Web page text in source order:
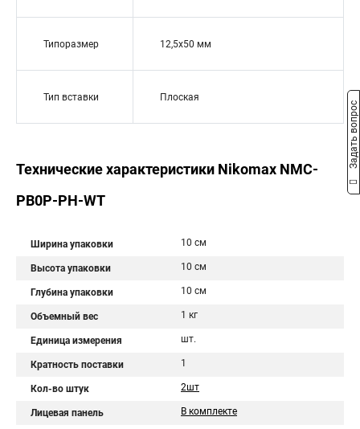
Типоразмер 12,5x50 мм
Тип вставки Плоская
Технические характеристики Nikomax NMC-
PB0P-PH-WT
Ширина упаковки 10 см
Высота упаковки 10 см
Глубина упаковки 10 см
Объемный вес 1 кг
Единица измерения шт.
Кратность поставки 1
Кол-во штук 2шт
Лицевая панель В комплекте
Задать вопрос